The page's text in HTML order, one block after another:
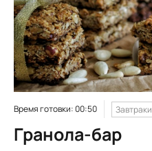
Время готовки: 00:50 Завтраки
Гранола-бар